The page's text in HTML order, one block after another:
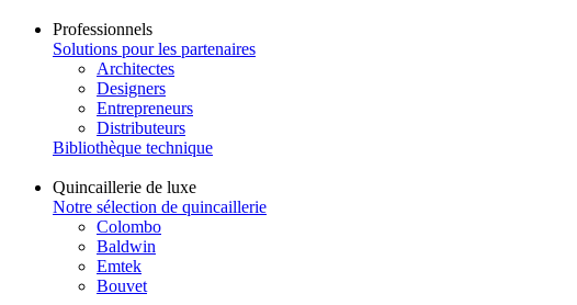
Professionnels
Solutions pour les partenaires
Architectes
Designers
Entrepreneurs
Distributeurs
Bibliothèque technique
Quincaillerie de luxe
Notre sélection de quincaillerie
Colombo
Baldwin
Emtek
Bouvet